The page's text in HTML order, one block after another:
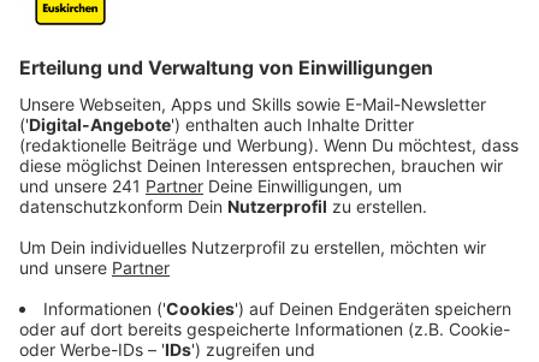
Alpen sowie zur Nord- und Ostsee. In NRW bleiben der
Duisburg/Oberhausen rund um das Autobahnkreuz
Kaiserberg (A3, A40, A59) Stau-Hotspots.
Anzeige
maroden Entwässerungssystems außerdem von
Dienstag (15.10., 5.00 Uhr) die Autobahn in Richtung
Norden voll gesperrt. Verkehrsteilnehmer sollen den